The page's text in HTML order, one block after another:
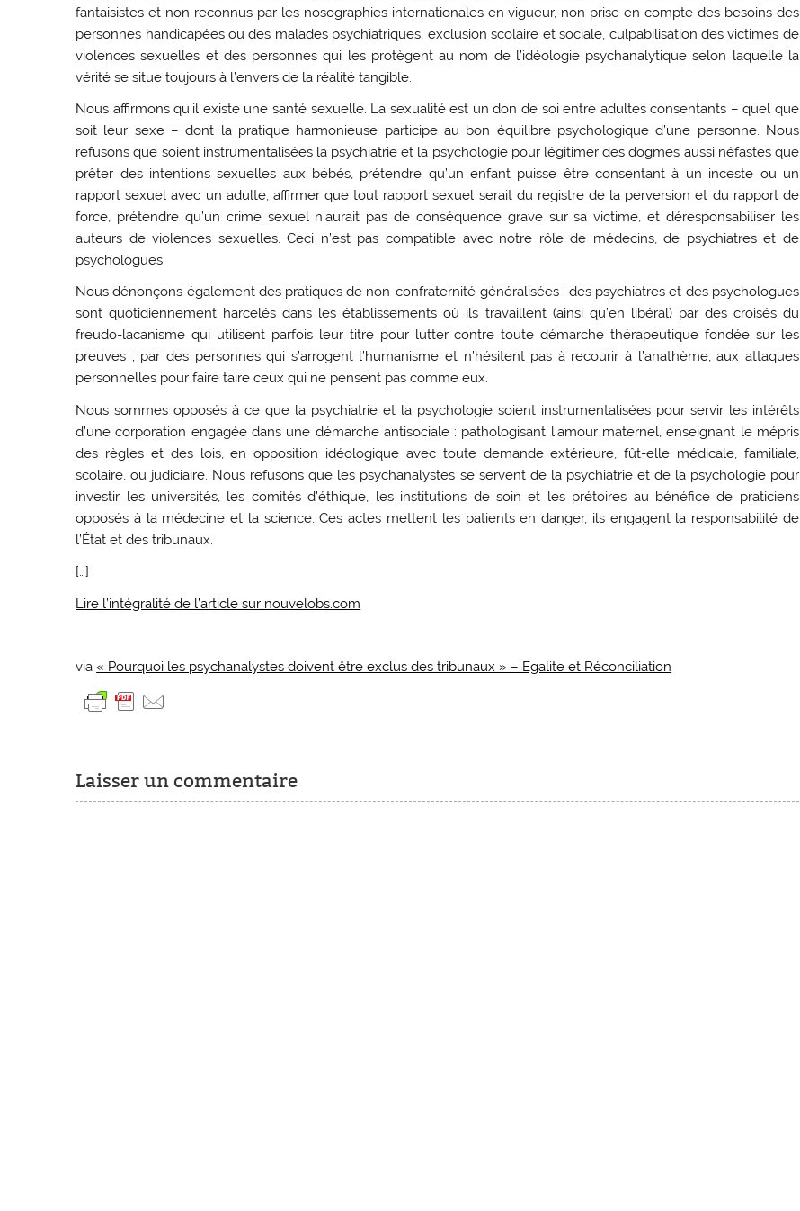
fantaisistes et non reconnus par les nosographies internationales en vigueur, non prise en compte des besoins des
personnes handicapées ou des malades psychiatriques, exclusion scolaire et sociale, culpabilisation des victimes de
violences sexuelles et des personnes qui les protègent au nom de l’idéologie psychanalytique selon laquelle la
vérité se situe toujours à l’envers de la réalité tangible.
Nous affirmons qu’il existe une santé sexuelle. La sexualité est un don de soi entre adultes consentants – quel que
soit leur sexe – dont la pratique harmonieuse participe au bon équilibre psychologique d’une personne. Nous
refusons que soient instrumentalisées la psychiatrie et la psychologie pour légitimer des dogmes aussi néfastes que
prêter des intentions sexuelles aux bébés, prétendre qu’un enfant puisse être consentant à un inceste ou un
rapport sexuel avec un adulte, affirmer que tout rapport sexuel serait du registre de la perversion et du rapport de
force, prétendre qu’un crime sexuel n’aurait pas de conséquence grave sur sa victime, et déresponsabiliser les
auteurs de violences sexuelles. Ceci n’est pas compatible avec notre rôle de médecins, de psychiatres et de
psychologues.
Nous dénonçons également des pratiques de non-confraternité généralisées : des psychiatres et des psychologues
sont quotidiennement harcelés dans les établissements où ils travaillent (ainsi qu’en libéral) par des croisés du
freudo-lacanisme qui utilisent parfois leur titre pour lutter contre toute démarche thérapeutique fondée sur les
preuves ; par des personnes qui s’arrogent l’humanisme et n’hésitent pas à recourir à l’anathème, aux attaques
personnelles pour faire taire ceux qui ne pensent pas comme eux.
Nous sommes opposés à ce que la psychiatrie et la psychologie soient instrumentalisées pour servir les intérêts
d’une corporation engagée dans une démarche antisociale : pathologisant l’amour maternel, enseignant le mépris
des règles et des lois, en opposition idéologique avec toute demande extérieure, fût-elle médicale, familiale,
scolaire, ou judiciaire. Nous refusons que les psychanalystes se servent de la psychiatrie et de la psychologie pour
investir les universités, les comités d’éthique, les institutions de soin et les prétoires au bénéfice de praticiens
opposés à la médecine et la science. Ces actes mettent les patients en danger, ils engagent la responsabilité de
l’État et des tribunaux.
[…]
Lire l’intégralité de l’article sur nouvelobs.com
via« Pourquoi les psychanalystes doivent être exclus des tribunaux » – Egalite et Réconciliation
Laisser un commentaire